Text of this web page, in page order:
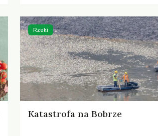
Katastrofa na Bobrze
Rzeki